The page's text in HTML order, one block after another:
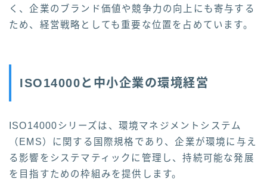
く、企業のブランド価値や競争力の向上にも寄与する
ため、経営戦略としても重要な位置を占めています。
ISO14000と中小企業の環境経営
ISO14000シリーズは、環境マネジメントシステム
（EMS）に関する国際規格であり、企業が環境に与え
る影響をシステマティックに管理し、持続可能な発展
を目指すための枠組みを提供します。